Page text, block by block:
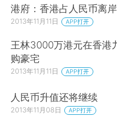
港府：香港占人民币离
2013年11月11日 APP打开
王林3000万港元在香港
购豪宅
2013年11月11日 APP打开
人民币升值还将继续
2013年11月08日 APP打开